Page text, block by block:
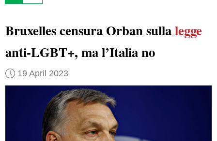
Bruxelles censura Orban sullalegge
anti-LGBT+, ma l’Italia no
19 April 2023